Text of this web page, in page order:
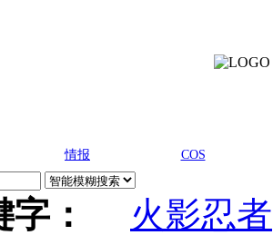
情报 COS
：
火影忍者